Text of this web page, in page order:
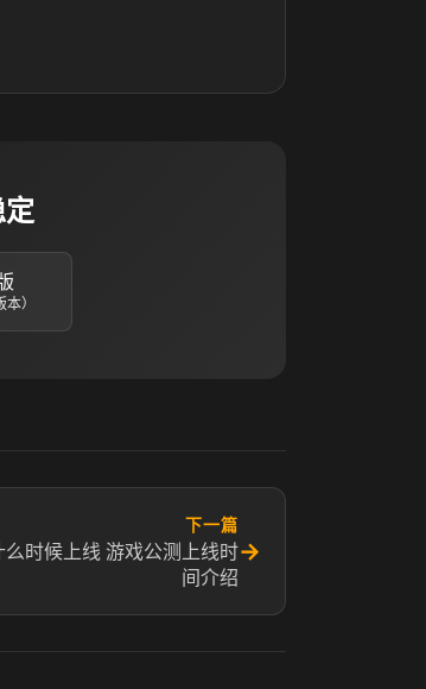
）
下一篇
时候上线 游戏公测上线时
间介绍
→